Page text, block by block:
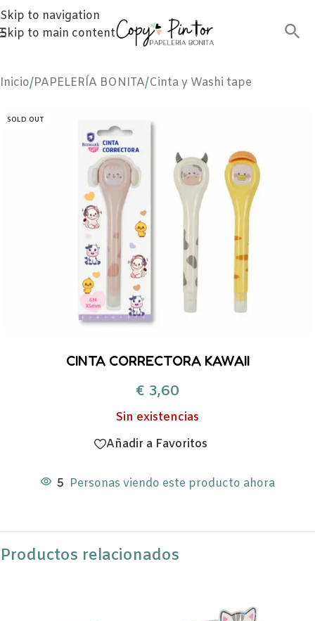
Skip to navigation
Skip to main content
Inicio/PAPELERÍA BONITA/Cinta y Washi tape
SOLD OUT
CINTA CORRECTORA KAWAII
€ 3,60
Sin existencias
Añadir a Favoritos
5 Personas viendo este producto ahora
Productos relacionados